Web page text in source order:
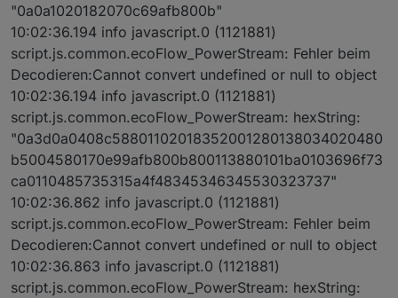
"0a0a1020182070c69afb800b"
10:02:36.194 info javascript.0 (1121881)
script.js.common.ecoFlow_PowerStream: Fehler beim
Decodieren:Cannot convert undefined or null to object
10:02:36.194 info javascript.0 (1121881)
script.js.common.ecoFlow_PowerStream: hexString:
"0a3d0a0408c58801102018352001280138034020480
b5004580170e99afb800b800113880101ba0103696f73
ca0110485735315a4f48345346345530323737"
10:02:36.862 info javascript.0 (1121881)
script.js.common.ecoFlow_PowerStream: Fehler beim
Decodieren:Cannot convert undefined or null to object
10:02:36.863 info javascript.0 (1121881)
script.js.common.ecoFlow_PowerStream: hexString: